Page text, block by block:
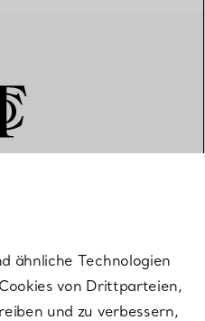
ähnliche Technologien
von Drittparteien,
und zu verbessern,